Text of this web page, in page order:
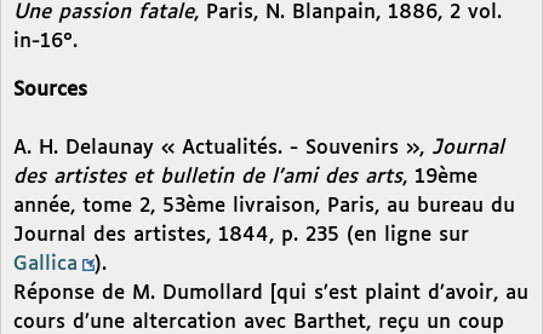
Une passion fatale, Paris, N. Blanpain, 1886, 2 vol.
in-16°.
Sources
A. H. Delaunay « Actualités. - Souvenirs », Journal
des artistes et bulletin de l’ami des arts, 19ème
année, tome 2, 53ème livraison, Paris, au bureau du
Journal des artistes, 1844, p. 235 (en ligne sur
Gallica
).
Réponse de M. Dumollard [qui s’est plaint d’avoir, au
cours d’une altercation avec Barthet, reçu un coup